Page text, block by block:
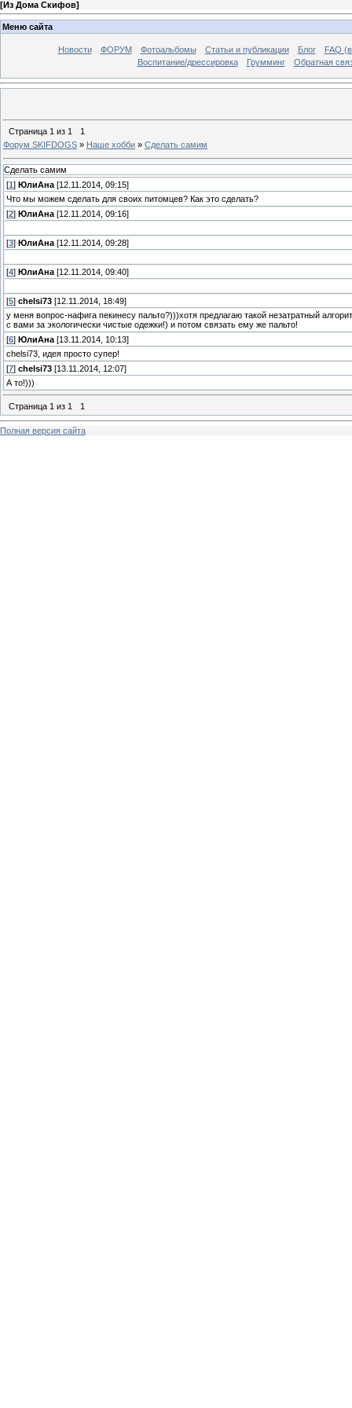
[Из Дома Скифов]
Меню сайта
Новости ФОРУМ Фотоальбомы Статьи и публикации Блог
FAQ
Воспитание/дрессировка
Грумминг Обратная
Страница 1 из 1
1
Форум SKIFDOGS » Наше хобби » Сделать самим
Сделать самим
[1] ЮлиАна [12.11.2014, 09:15]
Что мы можем сделать для своих питомцев? Как это сделать?
[2] ЮлиАна [12.11.2014, 09:16]
[3] ЮлиАна [12.11.2014, 09:28]
[4] ЮлиАна [12.11.2014, 09:40]
[5] chelsi73 [12.11.2014, 18:49]
у меня вопрос-нафига пекинесу пальто?)))хотя предлагаю такой незатратный
с вами за экологически чистые одежки!) и потом связать ему же пальто!
[6] ЮлиАна [13.11.2014, 10:13]
chelsi73, идея просто супер!
[7] chelsi73 [13.11.2014, 12:07]
А то!)))
Страница 1 из 1 1
Полная версия сайта